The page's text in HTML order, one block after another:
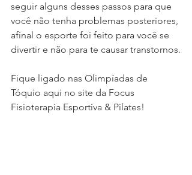
seguir alguns desses passos para que
você não tenha problemas posteriores,
afinal o esporte foi feito para você se
divertir e não para te causar transtornos.
Fique ligado nas Olimpíadas de
Tóquio aqui no site da Focus
Fisioterapia Esportiva & Pilates!